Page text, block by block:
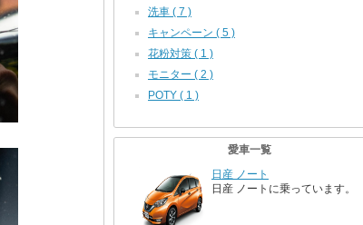
洗車 ( 7 )
キャンペーン ( 5 )
花粉対策 ( 1 )
モニター ( 2 )
POTY ( 1 )
愛車一覧
日産 ノート
日産 ノートに乗っています。